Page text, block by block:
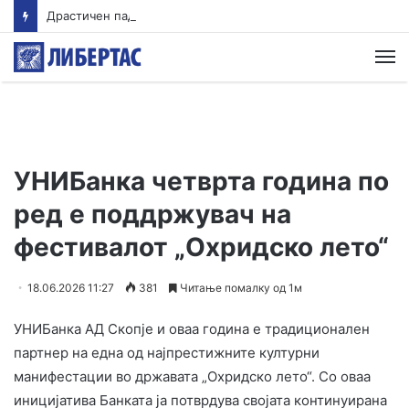
Драстичен пад на запишани првачиња годинава
УНИБанка четврта година по
ред е поддржувач на
фестивалот „Охридско лето“
18.06.2026 11:27 381 Читање помалку од 1м
УНИБанка АД Скопје и оваа година е традиционален
партнер на една од најпрестижните културни
манифестации во државата „Охридско лето“. Со оваа
иницијатива Банката ја потврдува својата континуирана